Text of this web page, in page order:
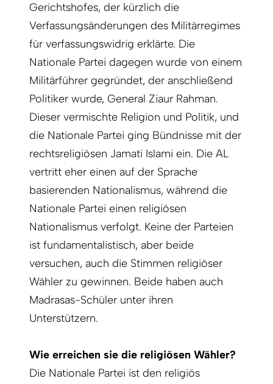
Gerichtshofes, der kürzlich die
Verfassungsänderungen des Militärregimes
für verfassungswidrig erklärte. Die
Nationale Partei dagegen wurde von einem
Militärführer gegründet, der anschließend
Politiker wurde, General Ziaur Rahman.
Dieser vermischte Religion und Politik, und
die Nationale Partei ging Bündnisse mit der
rechtsreligiösen Jamati Islami ein. Die AL
vertritt eher einen auf der Sprache
basierenden Nationalismus, während die
Nationale Partei einen religiösen
Nationalismus verfolgt. Keine der Parteien
ist fundamentalistisch, aber beide
versuchen, auch die Stimmen religiöser
Wähler zu gewinnen. Beide haben auch
Madrasas-Schüler unter ihren
Unterstützern.
Wie erreichen sie die religiösen Wähler?
Die Nationale Partei ist den religiös